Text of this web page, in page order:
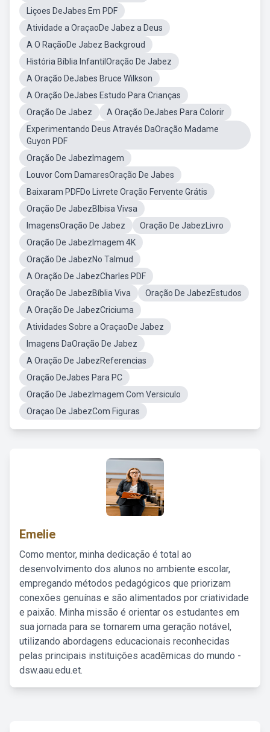
Liçoes DeJabes Em PDF
Atividade a OraçaoDe Jabez a Deus
A O RaçãoDe Jabez Backgroud
História Bíblia InfantilOração De Jabez
A Oração DeJabes Bruce Wilkson
A Oração DeJabes Estudo Para Crianças
Oração De Jabez
A Oração DeJabes Para Colorir
Experimentando Deus Através DaOração Madame
Guyon PDF
Oração De JabezImagem
Louvor Com DamaresOração De Jabes
Baixaram PDFDo Livrete Oração Fervente Grátis
Oração De JabezBlbisa Vivsa
ImagensOração De Jabez
Oração De JabezLivro
Oração De JabezImagem 4K
Oração De JabezNo Talmud
A Oração De JabezCharles PDF
Oração De JabezBíblia Viva
Oração De JabezEstudos
A Oração De JabezCriciuma
Atividades Sobre a OraçaoDe Jabez
Imagens DaOração De Jabez
A Oração De JabezReferencias
Oração DeJabes Para PC
Oração De JabezImagem Com Versiculo
Oraçao De JabezCom Figuras
Emelie
Como mentor, minha dedicação é total ao
desenvolvimento dos alunos no ambiente escolar,
empregando métodos pedagógicos que priorizam
conexões genuínas e são alimentados por criatividade
e paixão. Minha missão é orientar os estudantes em
sua jornada para se tornarem uma geração notável,
utilizando abordagens educacionais reconhecidas
pelas principais instituições acadêmicas do mundo -
dsw.aau.edu.et.